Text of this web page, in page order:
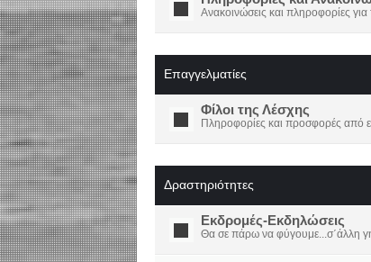
Ανακοινώσεις και πληροφορίες
Επαγγελματίες
Φίλοι της Λέσχης
Πληροφορίες και προσφορές από
Δραστηριότητες
Εκδρομές-Εκδηλώσεις
Θα σε πάρω να φύγουμε...σ΄άλλη